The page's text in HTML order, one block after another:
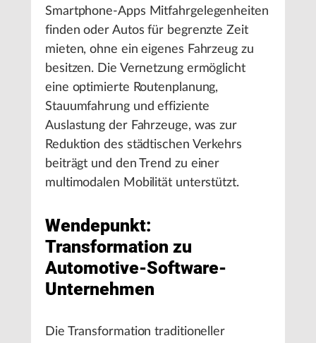
Smartphone-Apps Mitfahrgelegenheiten
finden oder Autos für begrenzte Zeit
mieten, ohne ein eigenes Fahrzeug zu
besitzen. Die Vernetzung ermöglicht
eine optimierte Routenplanung,
Stauumfahrung und effiziente
Auslastung der Fahrzeuge, was zur
Reduktion des städtischen Verkehrs
beiträgt und den Trend zu einer
multimodalen Mobilität unterstützt.
Wendepunkt:
Transformation zu
Automotive-Software-
Unternehmen
Die Transformation traditioneller